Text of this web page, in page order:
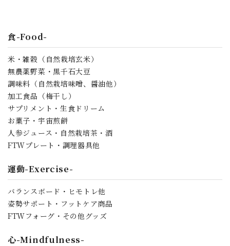
食-Food-
米・雑穀（自然栽培玄米）
無農薬野菜・黒千石大豆
調味料（自然栽培味噌、醤油他）
加工食品（梅干し）
サプリメント・生食ドリーム
お菓子・宇宙煎餅
人参ジュース・自然栽培茶・酒
FTWプレート・調理器具他
運動-Exercise-
バランスボード・ヒモトレ他
姿勢サポート・フットケア商品
FTWフォーグ・その他グッズ
心-Mindfulness-